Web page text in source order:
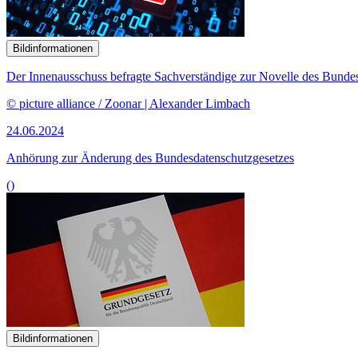
Bildinformationen
Der Innenausschuss befragte Sachverständige zur Novelle des
© picture alliance / Zoonar | Alexander Limbach
24.06.2024
Anhörung zur Änderung des Bundesdatenschutzgesetzes
()
Bildinformationen